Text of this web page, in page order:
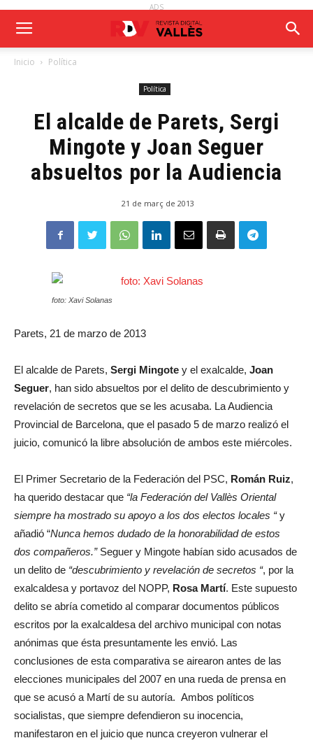
ADS
Inicio Política
Política
El alcalde de Parets, Sergi
Mingote y Joan Seguer
absueltos por la Audiencia
21 de març de 2013
foto: Xavi Solanas
Parets, 21 de marzo de 2013
El alcalde de Parets, Sergi Mingote y el exalcalde, Joan
Seguer, han sido absueltos por el delito de descubrimiento y
revelación de secretos que se les acusaba. La Audiencia
Provincial de Barcelona, que el pasado 5 de marzo realizó el
juicio, comunicó la libre absolución de ambos este miércoles.
El Primer Secretario de la Federación del PSC, Román Ruiz,
ha querido destacar que “la Federación del Vallès Oriental
siempre ha mostrado su apoyo a los dos electos locales “y
añadió “Nunca hemos dudado de la honorabilidad de estos
dos compañeros.” Seguer y Mingote habían sido acusados ​​de
un delito de “descubrimiento y revelación de secretos “, por la
exalcaldesa y portavoz del NOPP, Rosa Martí. Este supuesto
delito se abría cometido al comparar documentos públicos
escritos por la exalcaldesa del archivo municipal con notas
anónimas que ésta presuntamente les envió. Las
conclusiones de esta comparativa se airearon antes de las
elecciones municipales del 2007 en una rueda de prensa en
que se acusó a Martí de su autoría. Ambos políticos
socialistas, que siempre defendieron su inocencia,
manifestaron en el juicio que nunca creyeron vulnerar el